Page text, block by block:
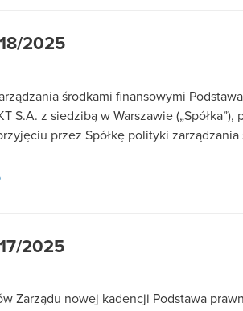
2025
środkami finansowymi
S.A. z siedzibą w Warszawie
przez Spółkę polityki zarządzania
2025
Zarządu nowej kadencji Podstawa